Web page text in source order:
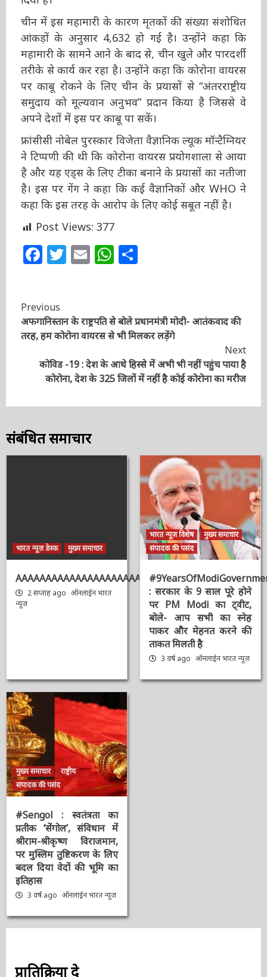
चीन में इस महामारी के कारण मृतकों की संख्या
संशोधित आंकड़ों के अनुसार 4,632 हो गई है। उन्होंने
कहा कि महामारी के सामने आने के बाद से, चीन खुले
और पारदर्शी तरीके से कार्य कर रहा है। उन्होंने कहा कि
कोरोना वायरस पर काबू रोकने के लिए चीन के प्रयासों
से “अंतरराष्ट्रीय समुदाय को मूल्यवान अनुभव” प्रदान
किया है जिससे वे अपने देशों में इस पर काबू पा सकें।
फ्रांसीसी नोबेल पुरस्कार विजेता वैज्ञानिक ल्यूक
मॉन्टैग्नियर ने टिप्पणी की थी कि कोरोना वायरस
प्रयोगशाला से आया है और यह एड्स के लिए टीका
बनाने के प्रयासों का नतीजा है। इस पर गेंग ने कहा कि
कई वैज्ञानिकों और WHO ने कहा कि इस तरह के
आरोप के लिए कोई सबूत नहीं है।
Post Views: 377
Facebook
Twitter
EmailWhatsApp
Continue
Reading
Previous
अफगानिस्तान के राष्ट्रपति से बोले प्रधानमंत्री मोदी- आतंकवाद
की तरह, हम कोरोना वायरस से भी मिलकर लड़ेंगे
Next
कोविड -19 : देश के आधे हिस्से में अभी भी नहीं पहुंच पाया है
कोरोना, देश के 325 जिलों में नहीं है कोई कोरोना का मरीज
संबंधित समाचार
भारत न्यूज़ डेस्क मुख्य समाचार
AAAAAAAAAAAAAAAAAAAAAAAAAAAAAAAAA
2 सप्ताह ago
न्यूज़
भारत न्यूज़ विशेष
मुख्य समाचार
संपादक की पसंद
: सरकार के 9 साल पूरे होने
पर PM Modi का ट्वीट,
बोले- आप सभी का स्नेह
पाकर और मेहनत करने की
ताकत मिलती है
न्यूज़
मुख्य समाचार
राष्ट्रीय
संपादक की पसंद
#Sengol : स्वतंत्रता का
प्रतीक ‘सेंगोल’, संविधान में
श्रीराम-श्रीकृष्ण विराजमान,
पर मुस्लिम तुष्टिकरण के
लिए बदल दिया वेदों की भूमि
का इतिहास
न्यूज़